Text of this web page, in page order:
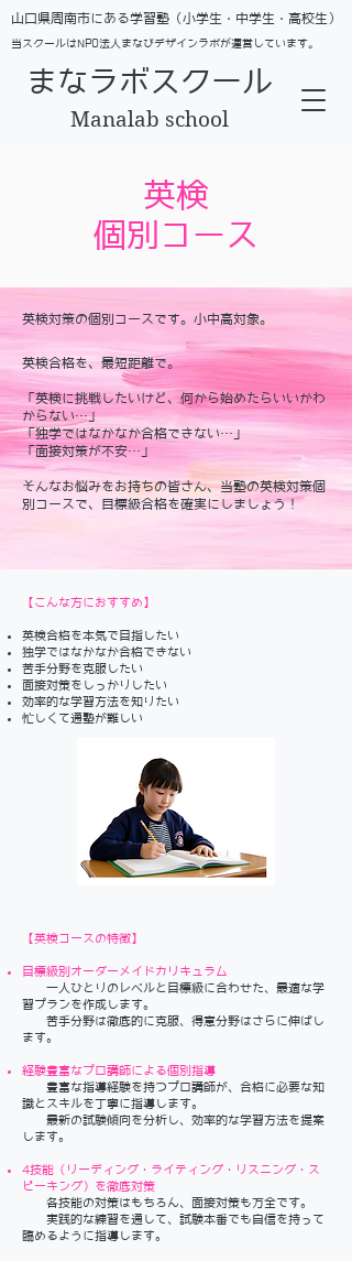
​山口県周南市にある学習塾（小学生・中学生・高校生）
当スクールはNPO法人まなびデザインラボが運営しています。
まなラボスクール
Manalab school
英検
​個別コース
英検対策の個別コースです。小中高対象。
英検合格を、最短距離で。
「英検に挑戦したいけど、何から始めたらいいかわ
からない…」
「独学ではなかなか合格できない…」
「面接対策が不安…」
そんなお悩みをお持ちの皆さん、当塾の英検対策個
別コースで、目標級合格を確実にしましょう！
【こんな方におすすめ】​
英検合格を本気で目指したい
独学ではなかなか合格できない
苦手分野を克服したい
面接対策をしっかりしたい
効率的な学習方法を知りたい
忙しくて通塾が難しい
​【英検コースの特徴】​
目標級別オーダーメイドカリキュラム
一人ひとりのレベルと目標級に合わせた、最適な学
習プランを作成します。
苦手分野は徹底的に克服、得意分野はさらに伸ばし
ます。
経験豊富なプロ講師による個別指導
豊富な指導経験を持つプロ講師が、合格に必要な知
識とスキルを丁寧に指導します。
最新の試験傾向を分析し、効率的な学習方法を提案
します。
4技能（リーディング・ライティング・リスニング・ス
ピーキング）を徹底対策
各技能の対策はもちろん、面接対策も万全です。
実践的な練習を通して、試験本番でも自信を持って
臨めるように指導します。